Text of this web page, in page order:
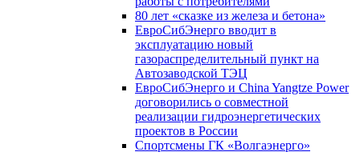
80 лет «сказке из железа и бетона»
ЕвроСибЭнерго вводит в
эксплуатацию новый
газораспределительный пункт на
Автозаводской ТЭЦ
ЕвроСибЭнерго и China Yangtze Power
договорились о совместной
реализации гидроэнергетических
проектов в России
Спортсмены ГК «Волгаэнерго»